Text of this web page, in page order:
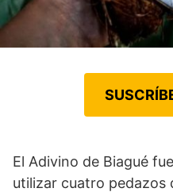
El Adivino de Biagué
utilizar cuatro pedazos